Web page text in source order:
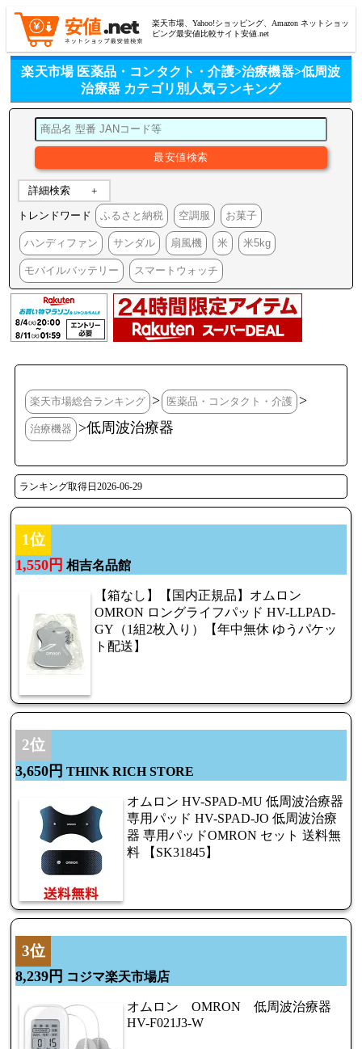
楽天市場、Yahoo!ショッピング、Amazon ネットショッ
ピング最安値比較サイト安値.net
楽天市場 医薬品・コンタクト・介護>治療機器>低周波
治療器 カテゴリ別人気ランキング
詳細検索
トレンドワード ふるさと納税 空調服 お菓子
ハンディファン サンダル 扇風機 米 米5kg
モバイルバッテリー スマートウォッチ
楽天市場総合ランキング > 医薬品・コンタクト・介護 >
治療機器 >低周波治療器
ランキング取得日2026-06-29
1位
1,550円 相吉名品館
【箱なし】【国内正規品】オムロン
OMRON ロングライフパッド HV-LLPAD-
GY（1組2枚入り）【年中無休 ゆうパケッ
ト配送】
2位
3,650円 THINK RICH STORE
オムロン HV-SPAD-MU 低周波治療器
専用パッド HV-SPAD-JO 低周波治療
器 専用パッドOMRON セット 送料無
料 【SK31845】
3位
8,239円 コジマ楽天市場店
オムロン OMRON 低周波治療器
HV-F021J3-W